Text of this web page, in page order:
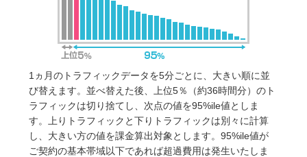
1ヵ月のトラフィックデータを5分ごとに、大きい順に並
び替えます。並べ替えた後、上位5％（約36時間分）のト
ラフィックは切り捨てし、次点の値を95%ile値としま
す。上りトラフィックと下りトラフィックは別々に計算
し、大きい方の値を課金算出対象とします。95%ile値が
ご契約の基本帯域以下であれば超過費用は発生いたしま